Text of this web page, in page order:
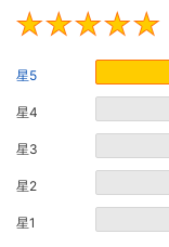
星5
星4
星3
星2
星1